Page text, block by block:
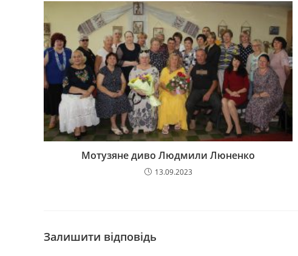
Мотузяне диво Людмили Люненко
13.09.2023
Залишити відповідь